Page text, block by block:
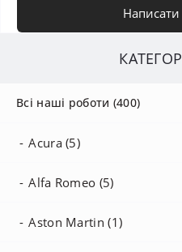
Всі наші роботи (400)
Acura (5)
Alfa Romeo (5)
Aston Martin (1)